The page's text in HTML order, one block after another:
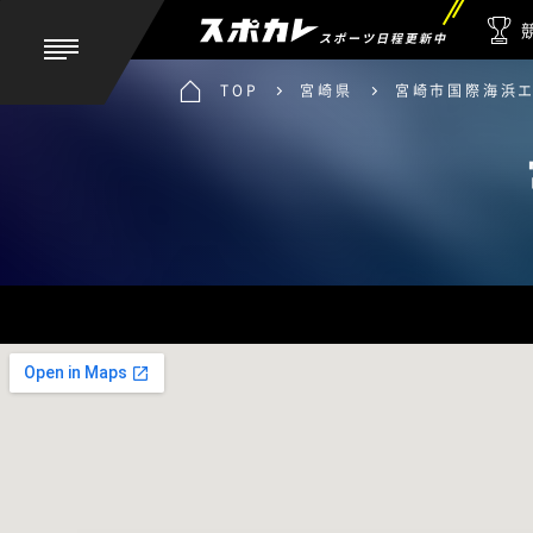
スポーツ日程更新中
TOP 宮崎県 宮崎市国際海浜